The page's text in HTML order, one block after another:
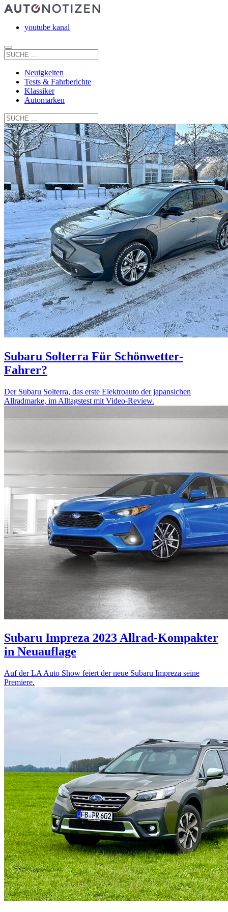
youtube kanal
Neuigkeiten
Tests & Fahrberichte
Klassiker
Automarken
Subaru Solterra Für Schönwetter-
Fahrer?
Der Subaru Solterra, das erste Elektroauto der japansichen
Allradmarke, im Alltagstest mit Video-Review.
Subaru Impreza 2023Allrad-Kompakter
in Neuauflage
Auf der LA Auto Show feiert der neue Subaru Impreza seine
Premiere.